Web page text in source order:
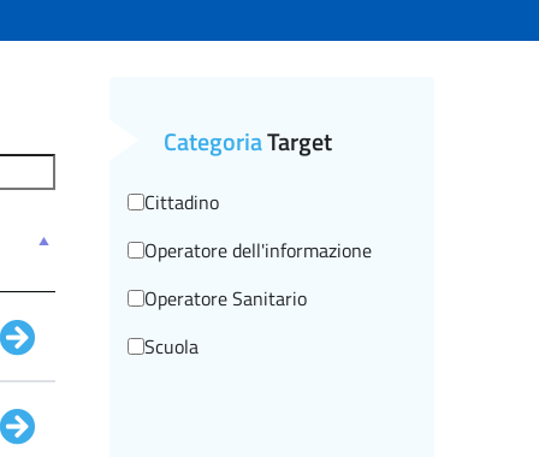
CategoriaTarget
Cittadino
Operatore dell'informazione
Operatore Sanitario
Scuola